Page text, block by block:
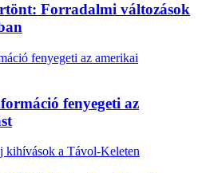
Forradalmi változások
fenyegeti az